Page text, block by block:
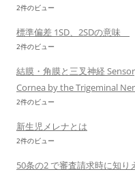
2件のビュー
標準偏差 1SD、2SDの意味
2件のビュー
結膜・角膜と三叉神経
Cornea by the Trigeminal
2件のビュー
新生児メレナとは
2件のビュー
50条の2 で審査請求時に知